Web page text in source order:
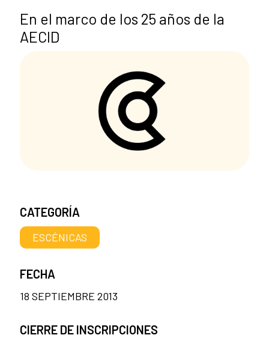
En el marco de los 25 años de la
AECID
CATEGORÍA
ESCÉNICAS
FECHA
18 SEPTIEMBRE 2013
CIERRE DE INSCRIPCIONES